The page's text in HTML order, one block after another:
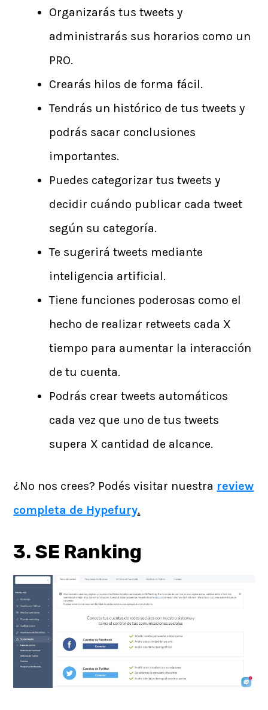
Organizarás tus tweets y
administrarás sus horarios como un
PRO.
Crearás hilos de forma fácil.
Tendrás un histórico de tus tweets y
podrás sacar conclusiones
importantes.
Puedes categorizar tus tweets y
decidir cuándo publicar cada tweet
según su categoría.
Te sugerirá tweets mediante
inteligencia artificial.
Tiene funciones poderosas como el
hecho de realizar retweets cada X
tiempo para aumentar la interacción
de tu cuenta.
Podrás crear tweets automáticos
cada vez que uno de tus tweets
supera X cantidad de alcance.
¿No nos crees? Podés visitar nuestra review
completa de Hypefury.
3. SE Ranking